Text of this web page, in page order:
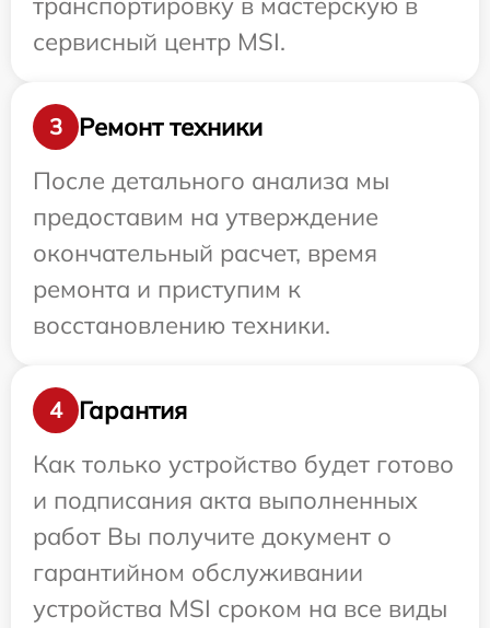
сервисный центр MSI.
3
Ремонт техники
После детального анализа мы
предоставим на утверждение
окончательный расчет, время
ремонта и приступим к
восстановлению техники.
4
Гарантия
Как только устройство будет готово
и подписания акта выполненных
работ Вы получите документ о
гарантийном обслуживании
устройства MSI сроком на все виды